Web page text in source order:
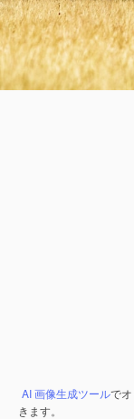
AI 画像生成ツールでオ
きます。